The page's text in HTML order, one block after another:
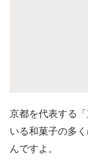
京都を代表する
いる和菓子の多
んですよ。